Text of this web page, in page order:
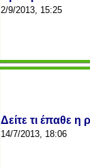
2/9/2013, 15:25
Δείτε τι έπαθε
14/7/2013, 18:06